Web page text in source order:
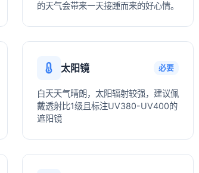
的天气会带来一天接踵而来的好心情。
太阳镜 必要
白天天气晴朗，太阳辐射较强，建议佩
戴透射比1级且标注UV380-UV400的
遮阳镜